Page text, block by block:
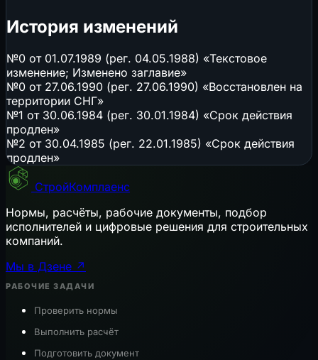
История изменений
№0 от 01.07.1989 (рег. 04.05.1988) «Текстовое
изменение; Изменено заглавие»
№0 от 27.06.1990 (рег. 27.06.1990) «Восстановлен на
территории СНГ»
№1 от 30.06.1984 (рег. 30.01.1984) «Срок действия
продлен»
№2 от 30.04.1985 (рег. 22.01.1985) «Срок действия
продлен»
СтройКомплаенс
Нормы, расчёты, рабочие документы, подбор
исполнителей и цифровые решения для строительных
компаний.
Мы в Дзене ↗
РАБОЧИЕ ЗАДАЧИ
Проверить нормы
Выполнить расчёт
Подготовить документ